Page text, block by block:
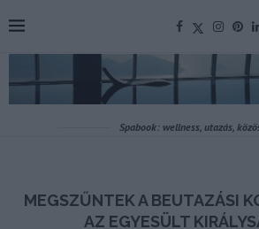
Spabook: wellness, utazás,
MEGSZŰNTEK A BEUTAZÁSI
AZ EGYESÜLT